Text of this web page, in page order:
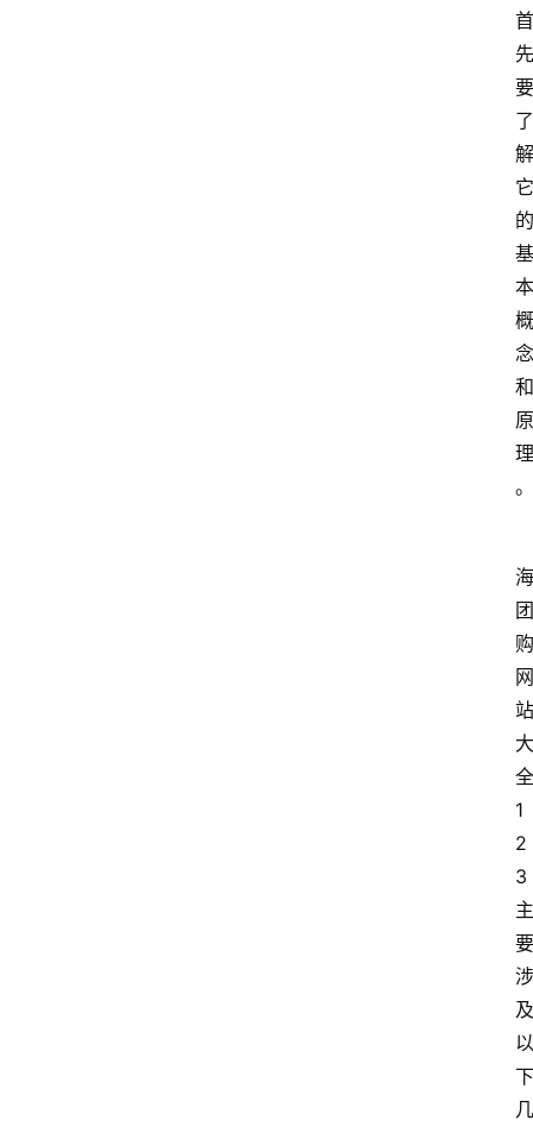
首
先
要
了
解
它
的
基
本
概
念
和
原
理
。
海
团
购
网
站
大
全
1
2
3
主
要
涉
及
以
下
几